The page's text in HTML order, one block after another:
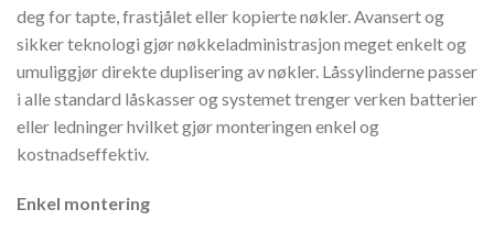
deg for tapte, frastjålet eller kopierte nøkler. Avansert og
sikker teknologi gjør nøkkeladministrasjon meget enkelt og
umuliggjør direkte duplisering av nøkler. Låssylinderne passer
i alle standard låskasser og systemet trenger verken batterier
eller ledninger hvilket gjør monteringen enkel og
kostnadseffektiv.
Enkel montering